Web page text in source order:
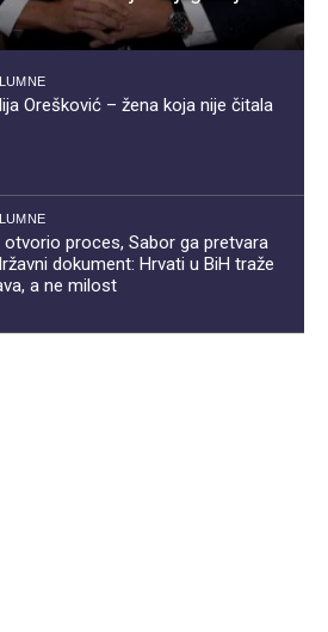
Orešković – žena koja nije čitala
otvorio proces, Sabor ga pretvara
dokument: Hrvati u BiH traže
a ne milost